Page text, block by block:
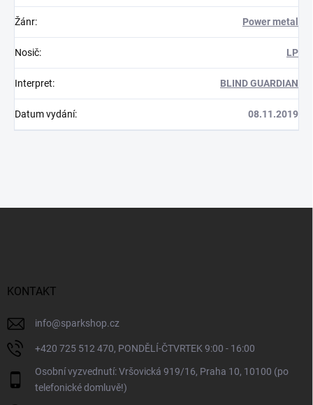
Žánr: Power metal
Nosič: LP
Interpret: BLIND GUARDIAN
Datum vydání: 08.11.2019
KONTAKT
info@sparkshop.cz
+420 725 512 470, PONDĚLÍ-ČTVRTEK 9:00 - 16:00
Osobní vyzvednutí: Vršovická 919/16, Praha 10, 10100 (po
telefonické domluvě!)